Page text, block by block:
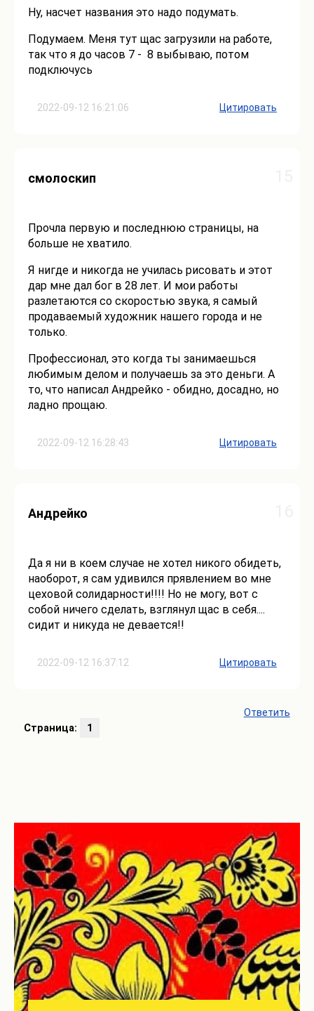
2022-09-12 16:21:06
Ну, насчет названия это надо подумать.
Подумаем. Меня тут щас загрузили на работе,
так что я до часов 7 - 8 выбываю, потом
подключусь
Цитировать
2022-09-12 16:28:43
смолоскип
Прочла первую и последнюю страницы, на
больше не хватило.
Я нигде и никогда не училась рисовать и этот
дар мне дал бог в 28 лет. И мои работы
разлетаются со скоростью звука, я самый
продаваемый художник нашего города и не
только.
Профессионал, это когда ты занимаешься
любимым делом и получаешь за это деньги. А
то, что написал Андрейко - обидно, досадно, но
ладно прощаю.
Цитировать
2022-09-12 16:37:12
Андрейко
Да я ни в коем случае не хотел никого обидеть,
наоборот, я сам удивился прявлением во мне
цеховой солидарности!!!! Но не могу, вот с
собой ничего сделать, взглянул щас в себя....
сидит и никуда не девается!!
Цитировать
Ответить
Страница:
1